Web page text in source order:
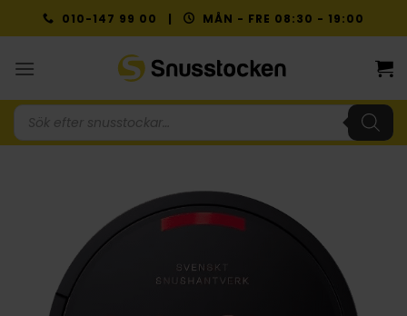
to
010-147 99 00 | MÅN - FRE 08:30 - 19:00
Produktsökning